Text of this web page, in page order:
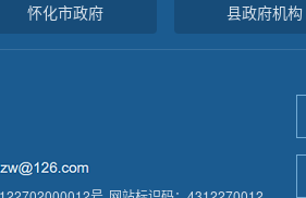
怀化市政府 县政府机构